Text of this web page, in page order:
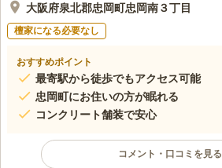
大阪府泉北郡忠岡町忠岡南３丁目
檀家になる必要なし
おすすめポイント
最寄駅から徒歩でもアクセス可能
忠岡町にお住いの方が眠れる
コンクリート舗装で安心
コメント・口コミを見る